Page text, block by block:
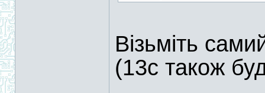
Візьміть
(13с також